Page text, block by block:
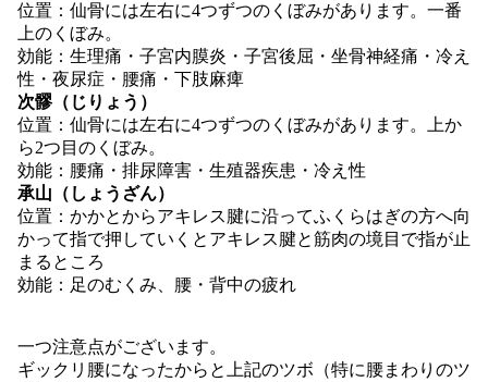
位置：仙骨には左右に4つずつのくぼみがあります。一番
上のくぼみ。
効能：生理痛・子宮内膜炎・子宮後屈・坐骨神経痛・冷え
性・夜尿症・腰痛・下肢麻痺
次髎（じりょう）
位置：仙骨には左右に4つずつのくぼみがあります。上か
ら2つ目のくぼみ。
効能：腰痛・排尿障害・生殖器疾患・冷え性
承山（しょうざん）
位置：かかとからアキレス腱に沿ってふくらはぎの方へ向
かって指で押していくとアキレス腱と筋肉の境目で指が止
まるところ
効能：足のむくみ、腰・背中の疲れ
一つ注意点がございます。
ギックリ腰になったからと上記のツボ（特に腰まわりのツ